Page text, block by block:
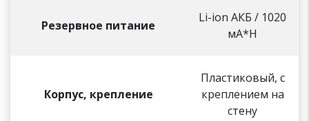
Резервное питание
Li-ion АКБ / 1020
мА*Н
Корпус, крепление
Пластиковый, с
креплением на
стену